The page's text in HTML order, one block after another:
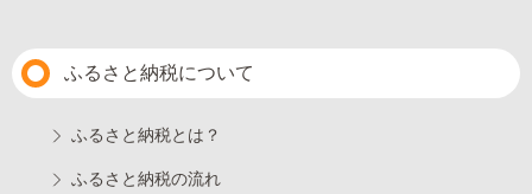
ふるさと納税について
ふるさと納税とは？
ふるさと納税の流れ